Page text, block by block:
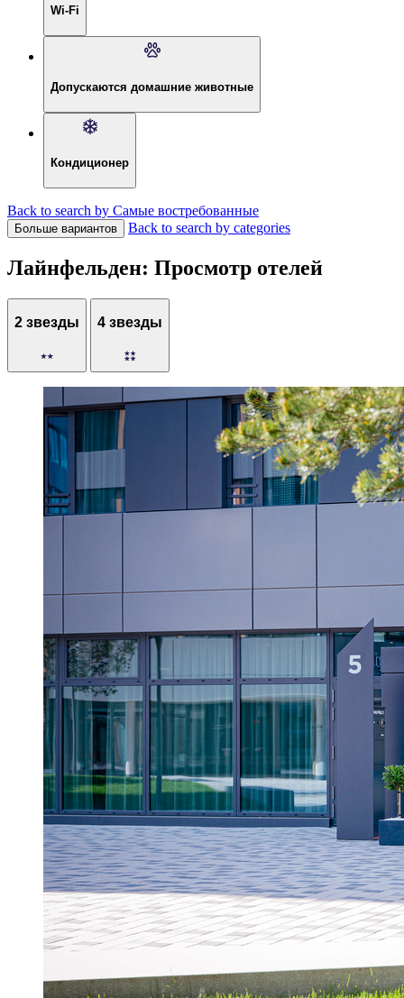
Wi-Fi
Допускаются домашние животные
Кондиционер
Back to search by Самые востребованные
Больше вариантов Back to search by categories
Лайнфельден: Просмотр отелей
2 звезды 4 звезды